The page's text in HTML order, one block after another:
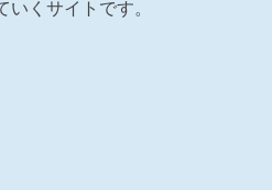
くサイトです。